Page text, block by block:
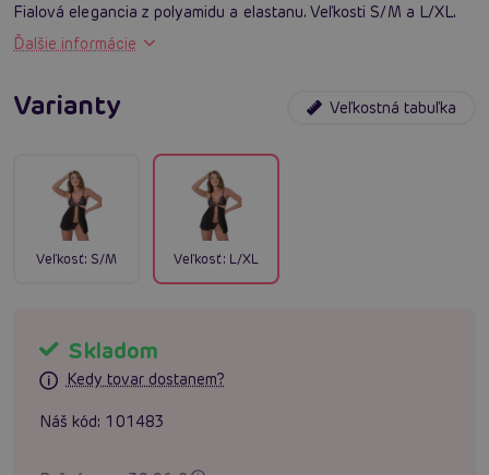
Fialová elegancia z polyamidu a elastanu. Veľkosti S/M a L/XL.
Ďalšie informácie
Varianty Veľkostná tabuľka
Veľkosť: S/M Veľkosť: L/XL
Skladom
Kedy tovar dostanem?
Náš kód: 101483